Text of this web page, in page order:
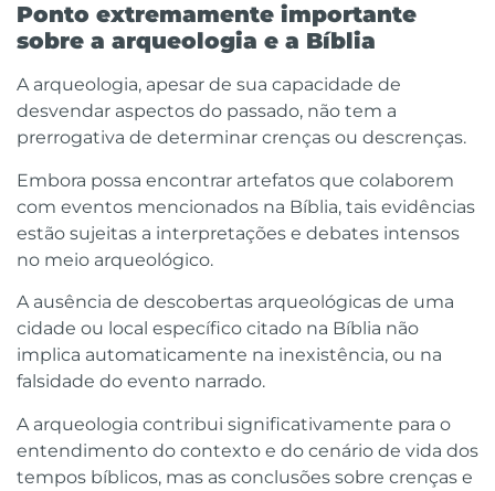
Ponto extremamente importante
sobre a arqueologia e a Bíblia
A arqueologia, apesar de sua capacidade de
desvendar aspectos do passado, não tem a
prerrogativa de determinar crenças ou descrenças.
Embora possa encontrar artefatos que colaborem
com eventos mencionados na Bíblia, tais evidências
estão sujeitas a interpretações e debates intensos
no meio arqueológico.
A ausência de descobertas arqueológicas de uma
cidade ou local específico citado na Bíblia não
implica automaticamente na inexistência, ou na
falsidade do evento narrado.
A arqueologia contribui significativamente para o
entendimento do contexto e do cenário de vida dos
tempos bíblicos, mas as conclusões sobre crenças e